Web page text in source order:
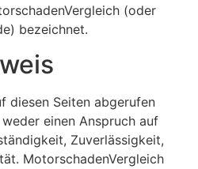
(oder
bezeichnet.
diesen Seiten abgerufen
einen Anspruch auf
Zuverlässigkeit,
MotorschadenVergleich